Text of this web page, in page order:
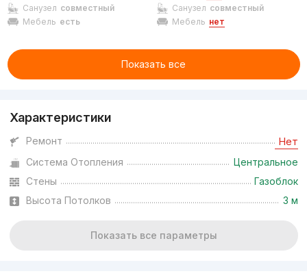
Санузел совместный
Мебель есть
Санузел совместный
Мебель нет
Показать все
Характеристики
Ремонт Нет
Система Отопления
Центральное
Стены
Газоблок
Высота Потолков
3 м
Показать все параметры